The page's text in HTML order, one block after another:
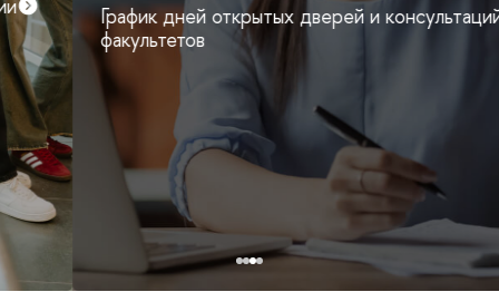
График дней открытых дверей и консультаций
факультетов